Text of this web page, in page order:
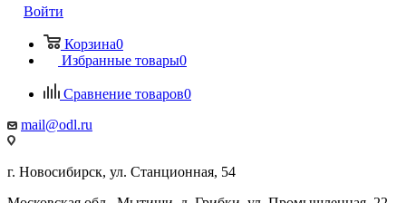
Войти
Корзина0
Избранные товары0
Сравнение товаров0
mail@odl.ru
г. Новосибирск, ул. Станционная, 54